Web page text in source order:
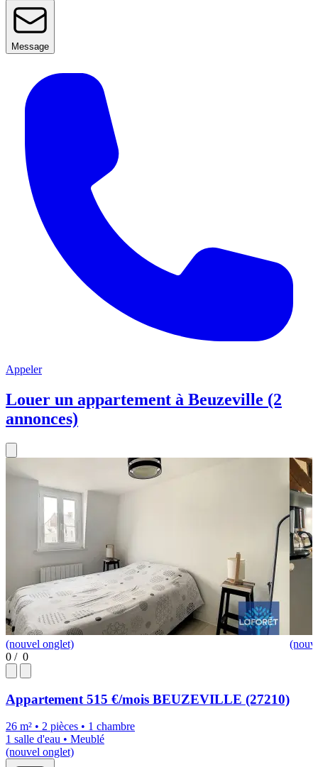
Message
Appeler
Louer un appartement à Beuzeville (2
annonces)
(nouvel onglet)
0 / 0
Appartement 515 €/mois BEUZEVILLE (27210)
26 m² • 2 pièces • 1 chambre
1 salle d'eau • Meublé
(nouvel onglet)